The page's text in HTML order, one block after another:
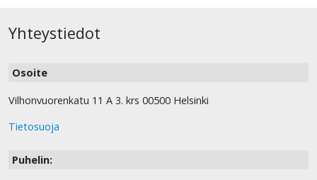
Yhteystiedot
Osoite
Vilhonvuorenkatu 11 A 3. krs 00500 Helsinki
Tietosuoja
Puhelin: